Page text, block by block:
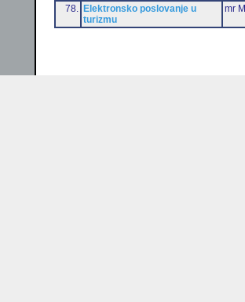
78.
Elektronsko poslovanje u
turizmu
mr